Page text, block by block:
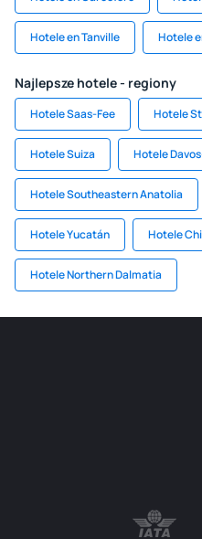
Hotele en Tanville Hotele
Najlepsze hotele - regiony
Hotele Saas-Fee Hotele
Hotele Suiza Hotele
Hotele Southeastern Anatolia
Hotele Yucatán Hotele
Hotele Northern Dalmatia